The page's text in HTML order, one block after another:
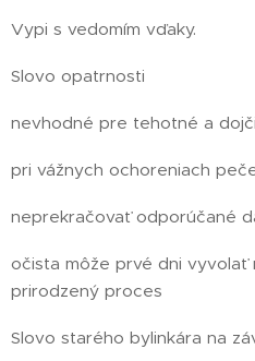
Vypi s vedomím vďaky.
Slovo opatrnosti
nevhodné pre tehotné a
pri vážnych ochoreniach
neprekračovať odporúčané
očista môže prvé dni vyvolať
prirodzený proces
Slovo starého bylinkára na